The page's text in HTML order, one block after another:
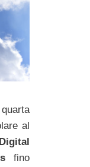
al
Digital
fino